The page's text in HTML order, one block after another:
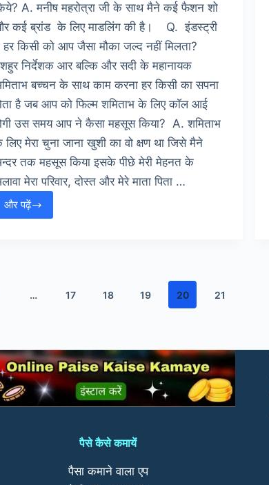
A. मनीष महरोत्रा जी के साथ मैने कई फैशन शो
कई ब्रांड के लिए माडलिंग की है। Q. इंडस्ट्री
हर किसी को आप जैसा मौका जल्द नहीं मिलता?
निर्देशक आर बल्कि और सदी के महानायक
बच्चन के साथ काम करना हर किसी का सपना
है जब आप को फिल्म शमिताभ के लिए काॅल आई
उस समय आप ने कैसा महसूस किया? A. शमिताभ
लिए मेरा चुना जाना खुशी का वो क्षण था जिसे मैने
तक महसूस किया इसके पीछे मेरी मेहनत के
मेरा परिवार, दोस्त और मेरे माता पिता …
और पढ़ें
साक्षात्कार
और
लाइफ
के
हिस्से
है।
… 17 18 19 20 21
पैसे कैसे कमायें
पैसा कमाने वाला एप